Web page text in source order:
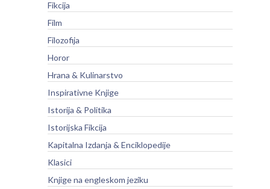
Fikcija
Film
Filozofija
Horor
Hrana & Kulinarstvo
Inspirativne Knjige
Istorija & Politika
Istorijska Fikcija
Kapitalna Izdanja & Enciklopedije
Klasici
Knjige na engleskom jeziku